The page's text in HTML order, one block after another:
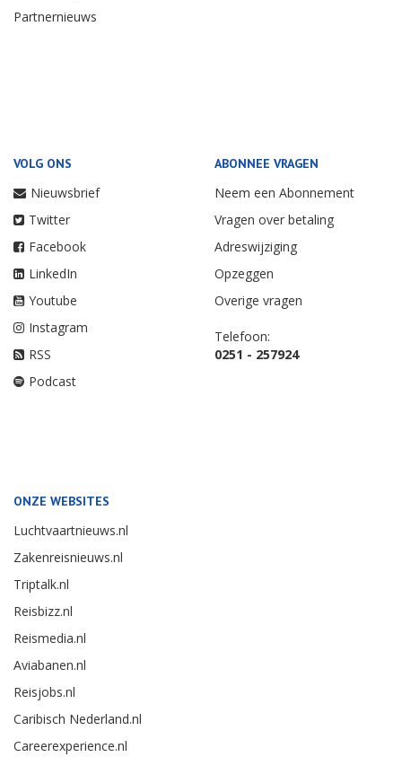
Partnernieuws
VOLG ONS
Nieuwsbrief
Twitter
Facebook
LinkedIn
Youtube
Instagram
RSS
Podcast
ABONNEE VRAGEN
Neem een Abonnement
Vragen over betaling
Adreswijziging
Opzeggen
Overige vragen
Telefoon:
0251 - 257924
ONZE WEBSITES
Luchtvaartnieuws.nl
Zakenreisnieuws.nl
Triptalk.nl
Reisbizz.nl
Reismedia.nl
Aviabanen.nl
Reisjobs.nl
Caribisch Nederland.nl
Careerexperience.nl